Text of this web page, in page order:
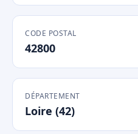
CODE POSTAL
42800
DÉPARTEMENT
Loire (42)